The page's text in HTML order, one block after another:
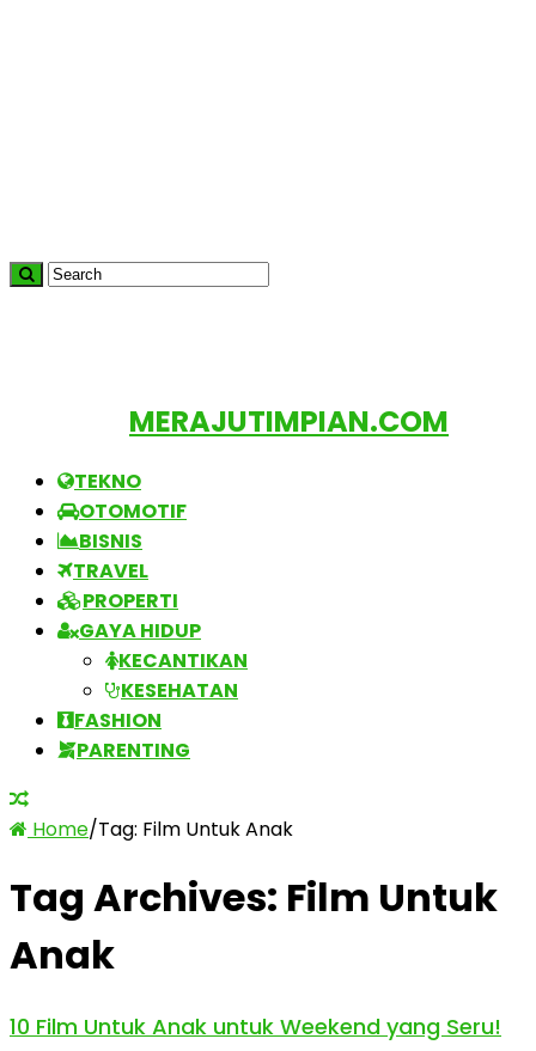
MERAJUTIMPIAN.COM
TEKNO
OTOMOTIF
BISNIS
TRAVEL
PROPERTI
GAYA HIDUP
KECANTIKAN
KESEHATAN
FASHION
PARENTING
Home/Tag: Film Untuk Anak
Tag Archives: Film Untuk
Anak
10 Film Untuk Anak untuk Weekend yang Seru!